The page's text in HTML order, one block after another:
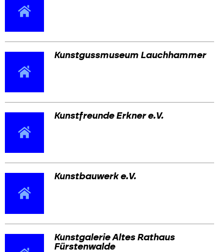
Kunstgussmuseum Lauchhammer
Kunstfreunde Erkner e.V.
Kunstbauwerk e.V.
Kunstgalerie Altes Rathaus
Fürstenwalde